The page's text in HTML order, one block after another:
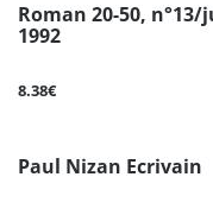
Roman 20-50, n°13/
1992
8.38€
Paul Nizan Ecrivain